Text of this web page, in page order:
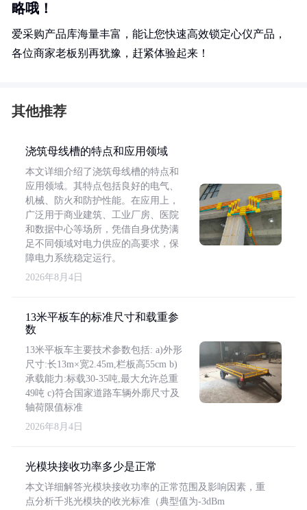
略哦！
爱采购产品库海量丰富，能让您快速高效锁定心仪产品，
各位商家老板别再犹豫，赶紧体验起来！
其他推荐
浇筑母线槽的特点和应用领域
本文详细介绍了浇筑母线槽的特点和
应用领域。其特点包括良好的电气、
机械、防火和防护性能。在应用上，
广泛用于商业建筑、工业厂房、医院
和数据中心等场所，凭借自身优势满
足不同领域对电力供应的高要求，保
障电力系统稳定运行。
2026年8月4日
13米平板车的标准尺寸和载重参
数
13米平板车主要技术参数包括: a)外形
尺寸:长13m×宽2.45m,栏板高55cm b)
承载能力:标载30-35吨,最大允许总重
49吨 c)符合国家道路车辆外廓尺寸及
轴荷限值标准
2026年8月4日
光模块接收功率多少是正常
本文详细解答光模块接收功率的正常范围及影响因素，重
点分析千兆光模块的收光标准（典型值为-3dBm